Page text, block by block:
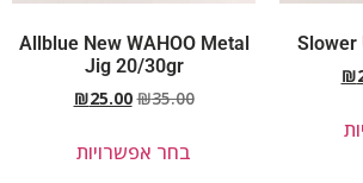
Slower
₪
Allblue New WAHOO Metal
Jig 20/30gr
₪35.00
₪25.00
בחר אפשרויות